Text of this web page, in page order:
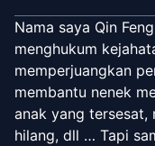
Nama saya Qin
menghukum
memperjuangkan
membantu nenek
anak yang tersesat,
hilang, dll … Tapi